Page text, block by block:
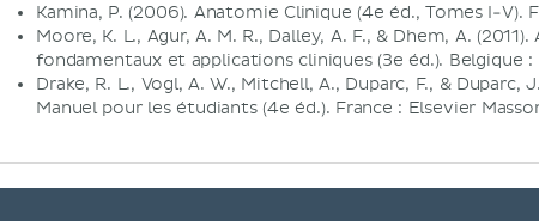
Kamina, P. (2006). Anatomie Clinique (4e éd., Tomes I-V).
Moore, K. L., Agur, A. M. R., Dalley, A. F., & Dhem, A.
fondamentaux et applications cliniques (3e éd.). Belgique :
Drake, R. L., Vogl, A. W., Mitchell, A., Duparc, F., & Duparc,
Manuel pour les étudiants (4e éd.). France : Elsevier